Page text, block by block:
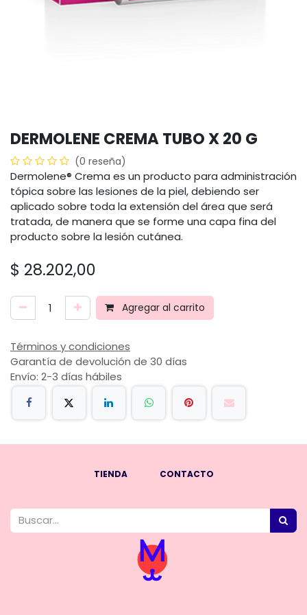
DERMOLENE CREMA TUBO X 20 G
(0 reseña)
Dermolene® Crema es un producto para administración
tópica sobre las lesiones de la piel, debiendo ser
aplicado sobre toda la extensión del área que será
tratada, de manera que se forme una capa fina del
producto sobre la lesión cutánea.
$ 28.202,00
Agregar al carrito
Términos y condiciones
Garantía de devolución de 30 días
Envío: 2-3 días hábiles
TIENDA CONTACTO